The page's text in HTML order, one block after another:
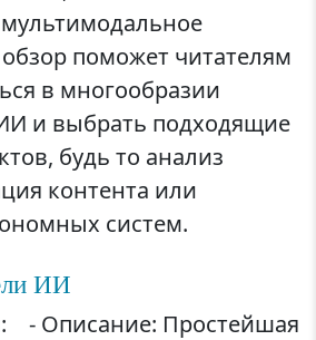
поможет читателям
в многообразии
и выбрать подходящие
будь то анализ
контента или
систем.
ИИ
- Описание: Простейшая